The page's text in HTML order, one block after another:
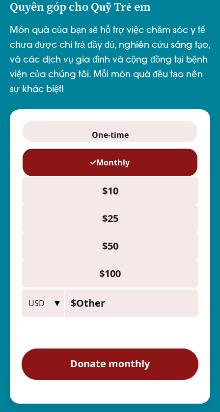
Quyên góp cho Quỹ Trẻ em
Món quà của bạn sẽ hỗ trợ việc chăm sóc y tế
chưa được chi trả đầy đủ, nghiên cứu sáng tạo,
và các dịch vụ gia đình và cộng đồng tại bệnh
viện của chúng tôi. Mỗi món quà đều tạo nên
sự khác biệt!